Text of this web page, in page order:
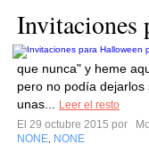
Invitaciones
que nunca" y heme
pero no podía dejarlos
unas...
Leer el resto
El 29 octubre 2015 por
NONE NONE